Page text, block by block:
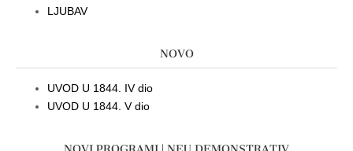
LJUBAV
NOVO
UVOD U 1844. IV dio
UVOD U 1844. V dio